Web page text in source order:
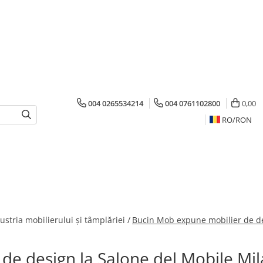
004 0265534214 004 0761102800
0,00
RO/RON
mobilierului și tâmplăriei / Bucin Mob expune mobilier de
design la Salone del Mobile